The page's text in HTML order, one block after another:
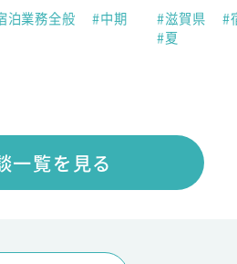
泊業務全般
#中期
#滋賀県
#
#夏
一覧を見る